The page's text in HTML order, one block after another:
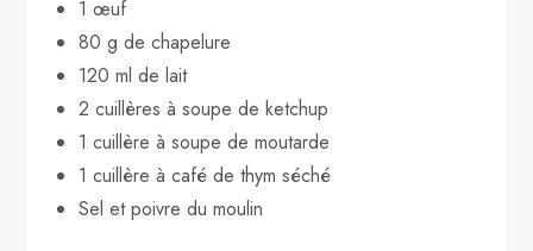
1 œuf
80 g de chapelure
120 ml de lait
2 cuillères à soupe de ketchup
1 cuillère à soupe de moutarde
1 cuillère à café de thym séché
Sel et poivre du moulin